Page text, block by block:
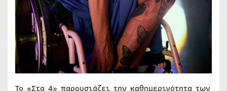
Το «Στα 4» παρουσιάζει την καθημερινότητα των